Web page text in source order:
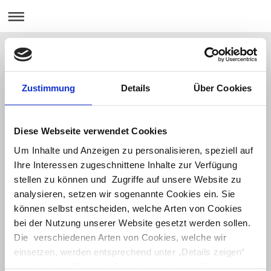
Zustimmung Details Über Cookies
Diese Webseite verwendet Cookies
Um Inhalte und Anzeigen zu personalisieren, speziell auf
Ihre Interessen zugeschnittene Inhalte zur Verfügung
stellen zu können und Zugriffe auf unsere Website zu
analysieren, setzen wir sogenannte Cookies ein. Sie
können selbst entscheiden, welche Arten von Cookies
bei der Nutzung unserer Website gesetzt werden sollen.
Die verschiedenen Arten von Cookies, welche wir
einsetzen, werden entsprechend unter „Details zeigen“
Arnheiter & Neff GmbH